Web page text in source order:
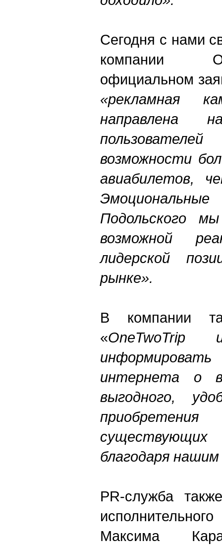
Сегодня с нами
компании
официальном
«рекламная
направлена
возможности
авиабилетов,
Подольского
возможной
лидерской
рынке».
В компании
«
интернета о
выгодного,
благодаря
PR-служба
Максима